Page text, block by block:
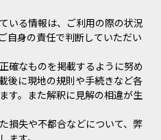
いる情報は、ご利用の際の状況
自身の責任で判断していただい
確なものを掲載するように努め
後に現地の規則や手続きなど各
す。また解釈に見解の相違が生
損失や不都合などについて、弊